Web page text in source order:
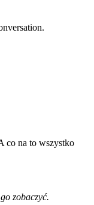
co na to wszystko
zobaczyć.